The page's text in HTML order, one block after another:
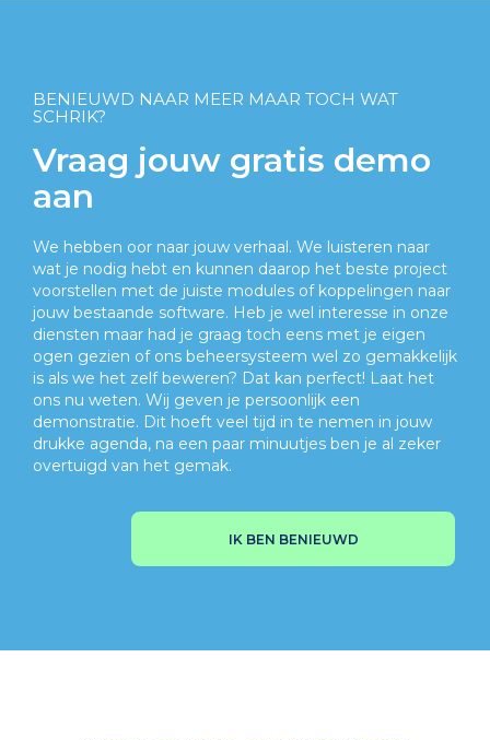
BENIEUWD NAAR MEER MAAR TOCH WAT
SCHRIK?
Vraag jouw gratis demo
aan
We hebben oor naar jouw verhaal. We luisteren naar
wat je nodig hebt en kunnen daarop het beste project
voorstellen met de juiste modules of koppelingen naar
jouw bestaande software. Heb je wel interesse in onze
diensten maar had je graag toch eens met je eigen
ogen gezien of ons beheersysteem wel zo gemakkelijk
is als we het zelf beweren? Dat kan perfect! Laat het
ons nu weten. Wij geven je persoonlijk een
demonstratie. Dit hoeft veel tijd in te nemen in jouw
drukke agenda, na een paar minuutjes ben je al zeker
overtuigd van het gemak.
IK BEN BENIEUWD